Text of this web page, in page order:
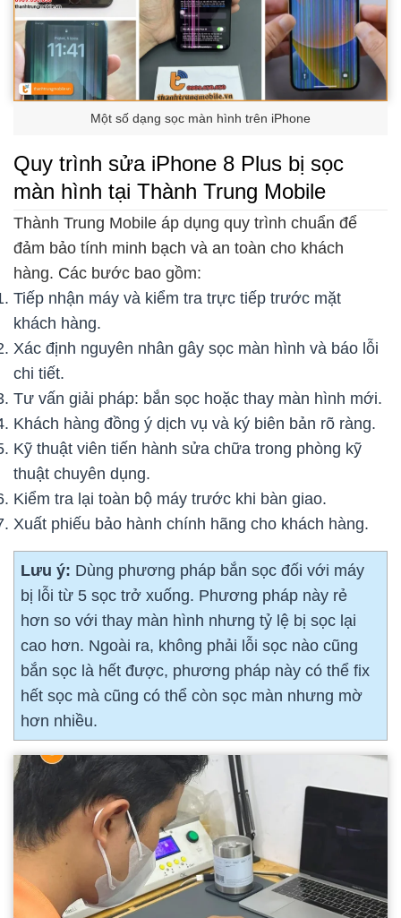
Một số dạng sọc màn hình trên iPhone
Quy trình sửa iPhone 8 Plus bị sọc
màn hình tại Thành Trung Mobile
Thành Trung Mobile áp dụng quy trình chuẩn để
đảm bảo tính minh bạch và an toàn cho khách
hàng. Các bước bao gồm:
Tiếp nhận máy và kiểm tra trực tiếp trước mặt
khách hàng.
Xác định nguyên nhân gây sọc màn hình và báo lỗi
chi tiết.
Tư vấn giải pháp: bắn sọc hoặc thay màn hình mới.
Khách hàng đồng ý dịch vụ và ký biên bản rõ ràng.
Kỹ thuật viên tiến hành sửa chữa trong phòng kỹ
thuật chuyên dụng.
Kiểm tra lại toàn bộ máy trước khi bàn giao.
Xuất phiếu bảo hành chính hãng cho khách hàng.
Lưu ý: Dùng phương pháp bắn sọc đối với máy
bị lỗi từ 5 sọc trở xuống. Phương pháp này rẻ
hơn so với thay màn hình nhưng tỷ lệ bị sọc lại
cao hơn. Ngoài ra, không phải lỗi sọc nào cũng
bắn sọc là hết được, phương pháp này có thể fix
hết sọc mà cũng có thể còn sọc màn nhưng mờ
hơn nhiều.